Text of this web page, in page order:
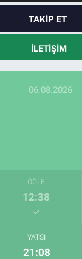
TAKIP ET
İLETIŞIM
06.08.2026
ÖĞLE
12:38
YATSI
21:08